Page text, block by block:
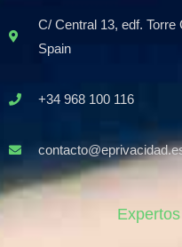
C/ Central 13, edf. Torre
Spain
+34 968 100 116